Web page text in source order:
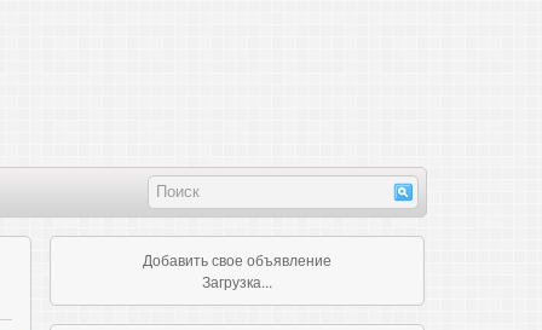
Добавить свое объявление
Загрузка...